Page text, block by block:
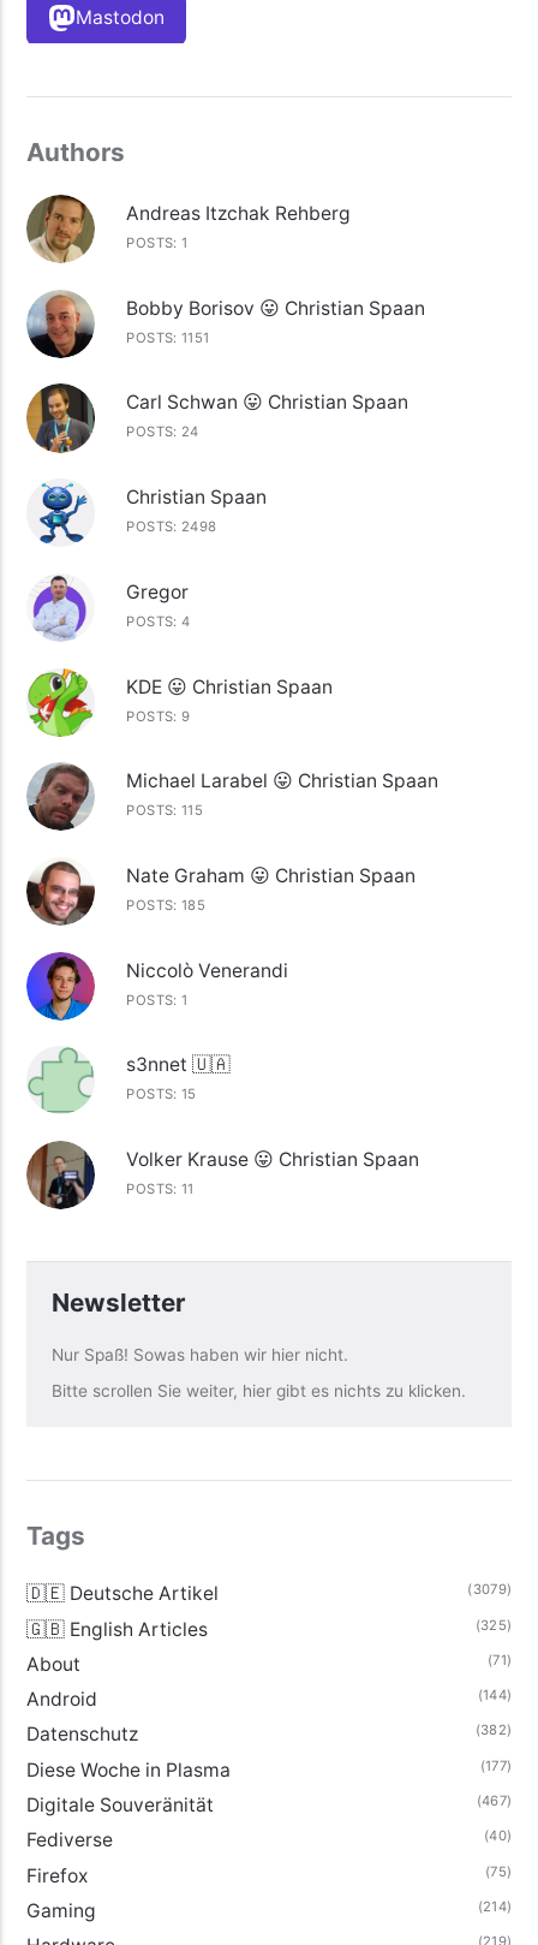
Mastodon
Authors
Andreas Itzchak Rehberg
POSTS: 1
Bobby Borisov 😛 Christian Spaan
POSTS: 1151
Carl Schwan 😛 Christian Spaan
POSTS: 24
Christian Spaan
POSTS: 2498
Gregor
POSTS: 4
KDE 😛 Christian Spaan
POSTS: 9
Michael Larabel 😛 Christian Spaan
POSTS: 115
Nate Graham 😛 Christian Spaan
POSTS: 185
Niccolò Venerandi
POSTS: 1
s3nnet 🇺🇦
POSTS: 15
Volker Krause 😛 Christian Spaan
POSTS: 11
Newsletter
Nur Spaß! Sowas haben wir hier nicht.
Bitte scrollen Sie weiter, hier gibt es nichts zu klicken.
Tags
🇩🇪 Deutsche Artikel (3079)
🇬🇧 English Articles (325)
About (71)
Android (144)
Datenschutz (382)
Diese Woche in Plasma (177)
Digitale Souveränität (467)
Fediverse (40)
Firefox (75)
Gaming (214)